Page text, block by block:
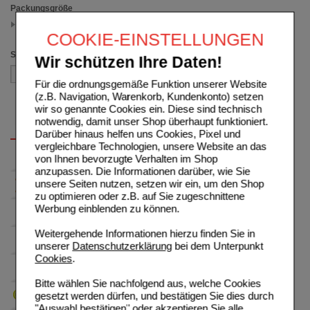
COOKIE-EINSTELLUNGEN
Wir schützen Ihre Daten!
Für die ordnungsgemäße Funktion unserer Website
(z.B. Navigation, Warenkorb, Kundenkonto) setzen
wir so genannte Cookies ein. Diese sind technisch
notwendig, damit unser Shop überhaupt funktioniert.
Darüber hinaus helfen uns Cookies, Pixel und
vergleichbare Technologien, unsere Website an das
von Ihnen bevorzugte Verhalten im Shop
anzupassen. Die Informationen darüber, wie Sie
unsere Seiten nutzen, setzen wir ein, um den Shop
zu optimieren oder z.B. auf Sie zugeschnittene
Werbung einblenden zu können.
Weitergehende Informationen hierzu finden Sie in
unserer Datenschutzerklärungbei dem Unterpunkt
Cookies.
Bitte wählen Sie nachfolgend aus, welche Cookies
gesetzt werden dürfen, und bestätigen Sie dies durch
Packungsgröße
Sortieren nach